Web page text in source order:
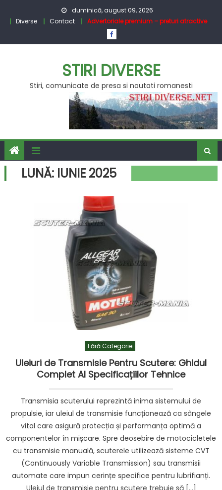
duminică, august 09, 2026
Diverse
Contact Advertoriale premium – preturi atractive
STIRI DIVERSE
Stiri, comunicate de presa si noutati romanesti
LUNĂ: IUNIE 2025
Fără Categorie
Uleiuri de Transmisie Pentru Scutere: Ghidul
Complet Al Specificațiilor Tehnice
Transmisia scuterului reprezintă inima sistemului de
propulsie, iar uleiul de transmisie funcționează ca sângele
vital care asigură protecția și performanța optimă a
componentelor în mișcare. Spre deosebire de motocicletele
cu transmisie manuală, scuterele utilizează sisteme CVT
(Continuously Variable Transmission) sau transmisii
automate care impun cerințe specifice pentru lubrifianți.
Uleiul de transmisie pentru scutere trebuie să […]